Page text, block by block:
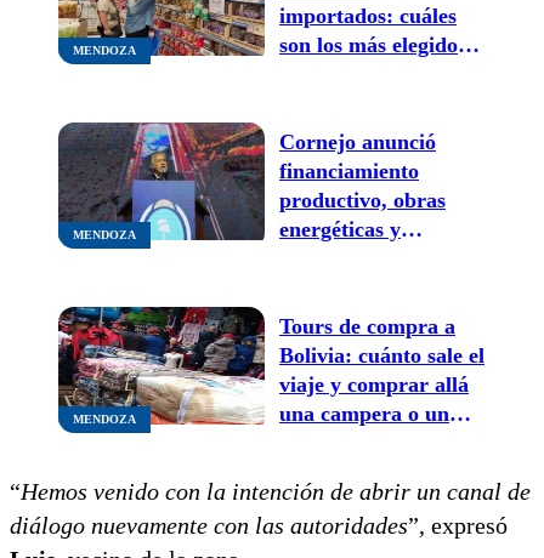
MENDOZA
importados: cuáles
son los más elegidos
MENDOZA
Cornejo anunció
financiamiento
productivo, obras
energéticas y
MENDOZA
Tours de compra a
Bolivia: cuánto sale el
viaje y comprar allá
una campera o un
“Hemos venido con la intención de abrir un canal de
diálogo nuevamente con las autoridades”, expresó